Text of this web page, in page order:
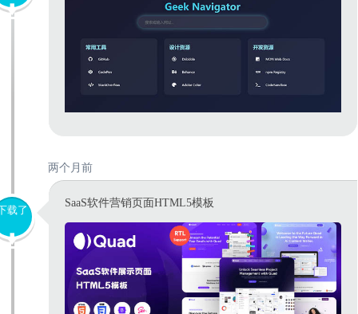
两个月前
载了
SaaS软件营销页面HTML5模板